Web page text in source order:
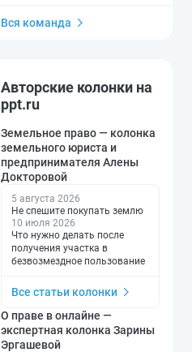
Вся команда
Авторские колонки на
ppt.ru
Земельное право — колонка
земельного юриста и
предпринимателя Алены
Докторовой
5 августа 2026
Не спешите покупать землю
10 июля 2026
Что нужно делать после
получения участка в
безвозмездное пользование
Все статьи колонки
О праве в онлайне —
экспертная колонка Зарины
Эргашевой